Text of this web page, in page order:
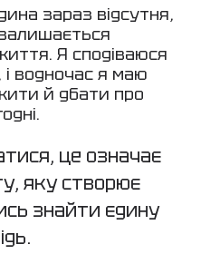
зараз відсутня,
Я сподіваюся
і водночас я маю
й дбати про
це означає
яку створює
знайти єдину